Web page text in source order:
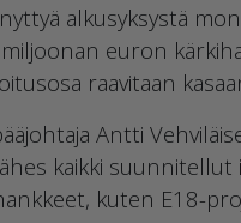
alkusyksystä
euron
raavitaan
Antti
kaikki
kuten E18-